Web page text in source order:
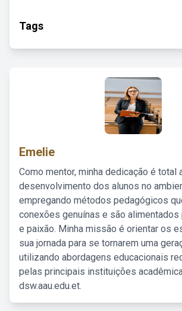
Tags
Emelie
Como mentor, minha dedicação é total
desenvolvimento dos alunos no
empregando métodos pedagógicos
conexões genuínas e são
e paixão. Minha missão é orientar os
sua jornada para se tornarem uma
utilizando abordagens educacionais
pelas principais instituições
dsw.aau.edu.et.